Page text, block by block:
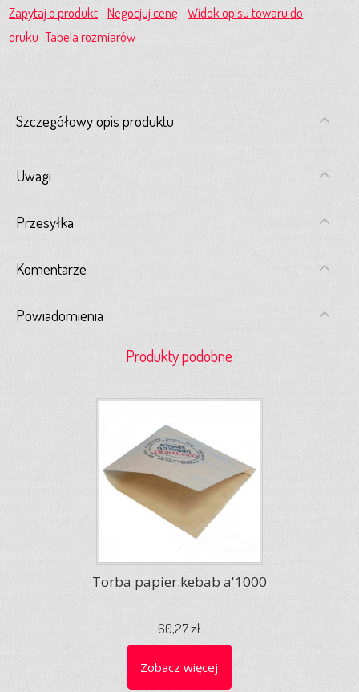
Zapytaj o produkt Negocjuj cenę Widok opisu towaru do
druku Tabela rozmiarów
Szczegółowy opis produktu
Uwagi
Przesyłka
Komentarze
Powiadomienia
Produkty podobne
Torba papier.kebab a'1000
60,27 zł
Zobacz więcej